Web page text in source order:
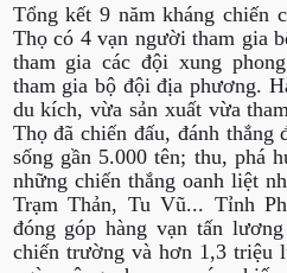
Tổng kết 9 năm kháng chiến
Thọ có 4 vạn người tham gia
tham gia các đội xung
tham gia bộ đội địa phương.
du kích, vừa sản xuất vừa
Thọ đã chiến đấu, đánh
sống gần 5.000 tên; thu, phá
những chiến thắng oanh liệt
Trạm Thản, Tu Vũ... Tỉnh
đóng góp hàng vạn tấn
chiến trường và hơn 1,3 triệu